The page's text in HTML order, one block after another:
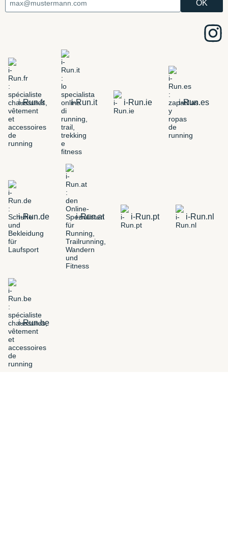
i-Run.fr i-Run.it i-Run.ie i-Run.es
i-Run.de i-Run.at i-Run.pt i-Run.nl
i-Run.be